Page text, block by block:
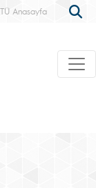
Anasayfa